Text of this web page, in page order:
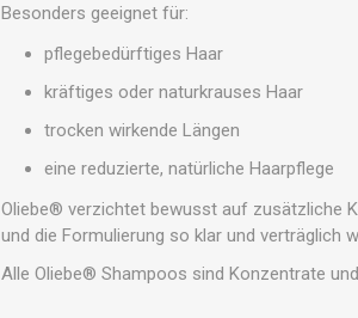
Besonders geeignet für:
pflegebedürftiges Haar
kräftiges oder naturkrauses Haar
trocken wirkende Längen
eine reduzierte, natürliche Haarpflege
Oliebe® verzichtet bewusst auf zusätzliche
und die Formulierung so klar und verträglich
Alle Oliebe® Shampoos sind Konzentrate